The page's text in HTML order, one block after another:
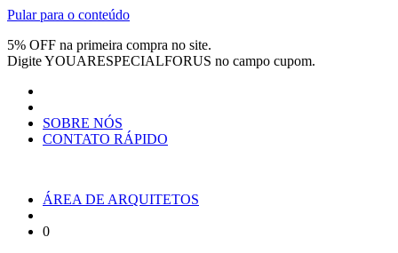
Pular para o conteúdo
5% OFF na primeira compra no site.
DigiteYOUARESPECIALFORUS no campo cupom.
SOBRE NÓS
CONTATO RÁPIDO
ÁREA DE ARQUITETOS
0